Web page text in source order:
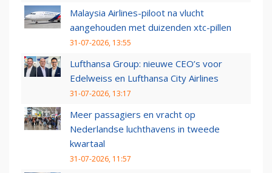
Malaysia Airlines-piloot na vlucht
aangehouden met duizenden xtc-pillen
31-07-2026, 13:55
Lufthansa Group: nieuwe CEO’s voor
Edelweiss en Lufthansa City Airlines
31-07-2026, 13:17
Meer passagiers en vracht op
Nederlandse luchthavens in tweede
kwartaal
31-07-2026, 11:57